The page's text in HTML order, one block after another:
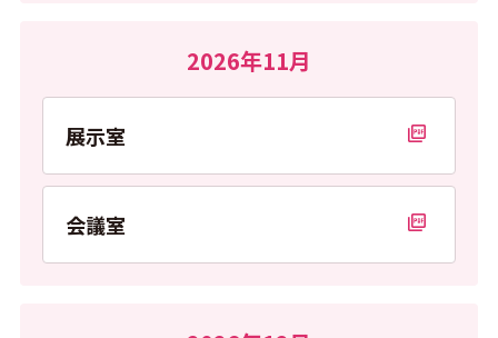
2026年11月
展示室
PDFを開く
会議室
PDFを開く